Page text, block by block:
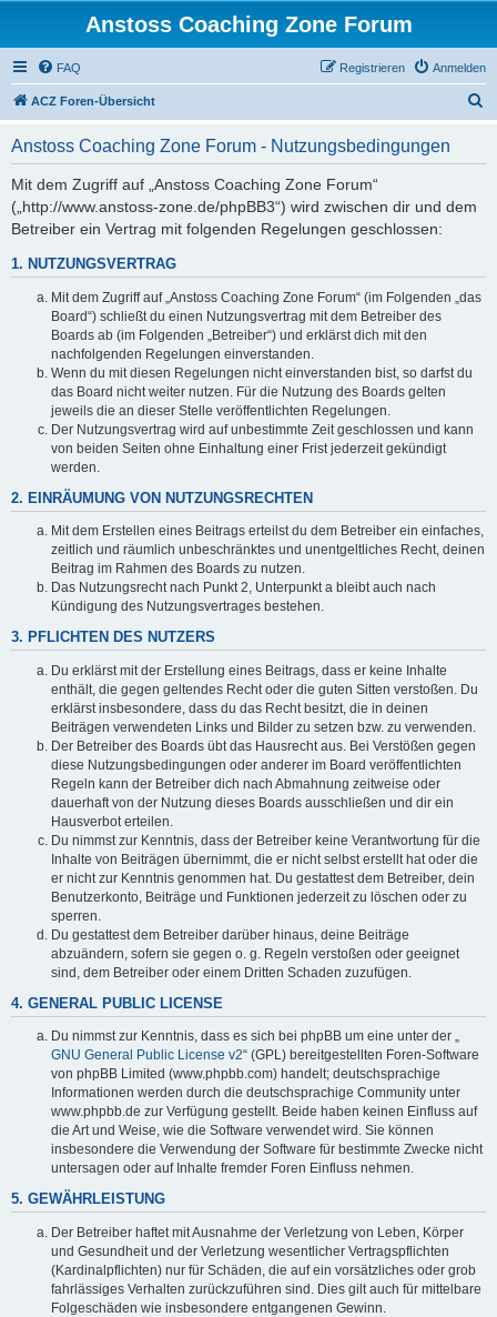
Anstoss Coaching Zone Forum
FAQ Anmelden
Registrieren
ACZ Foren-Übersicht
Anstoss Coaching Zone Forum - Nutzungsbedingungen
Mit dem Zugriff auf „Anstoss Coaching Zone Forum“
(„http://www.anstoss-zone.de/phpBB3“) wird zwischen dir und dem
Betreiber ein Vertrag mit folgenden Regelungen geschlossen:
1. NUTZUNGSVERTRAG
Mit dem Zugriff auf „Anstoss Coaching Zone Forum“ (im Folgenden „das
Board“) schließt du einen Nutzungsvertrag mit dem Betreiber des
Boards ab (im Folgenden „Betreiber“) und erklärst dich mit den
nachfolgenden Regelungen einverstanden.
Wenn du mit diesen Regelungen nicht einverstanden bist, so darfst du
das Board nicht weiter nutzen. Für die Nutzung des Boards gelten
jeweils die an dieser Stelle veröffentlichten Regelungen.
Der Nutzungsvertrag wird auf unbestimmte Zeit geschlossen und kann
von beiden Seiten ohne Einhaltung einer Frist jederzeit gekündigt
werden.
2. EINRÄUMUNG VON NUTZUNGSRECHTEN
Mit dem Erstellen eines Beitrags erteilst du dem Betreiber ein einfaches,
zeitlich und räumlich unbeschränktes und unentgeltliches Recht, deinen
Beitrag im Rahmen des Boards zu nutzen.
Das Nutzungsrecht nach Punkt 2, Unterpunkt a bleibt auch nach
Kündigung des Nutzungsvertrages bestehen.
3. PFLICHTEN DES NUTZERS
Du erklärst mit der Erstellung eines Beitrags, dass er keine Inhalte
enthält, die gegen geltendes Recht oder die guten Sitten verstoßen. Du
erklärst insbesondere, dass du das Recht besitzt, die in deinen
Beiträgen verwendeten Links und Bilder zu setzen bzw. zu verwenden.
Der Betreiber des Boards übt das Hausrecht aus. Bei Verstößen gegen
diese Nutzungsbedingungen oder anderer im Board veröffentlichten
Regeln kann der Betreiber dich nach Abmahnung zeitweise oder
dauerhaft von der Nutzung dieses Boards ausschließen und dir ein
Hausverbot erteilen.
Du nimmst zur Kenntnis, dass der Betreiber keine Verantwortung für die
Inhalte von Beiträgen übernimmt, die er nicht selbst erstellt hat oder die
er nicht zur Kenntnis genommen hat. Du gestattest dem Betreiber, dein
Benutzerkonto, Beiträge und Funktionen jederzeit zu löschen oder zu
sperren.
Du gestattest dem Betreiber darüber hinaus, deine Beiträge
abzuändern, sofern sie gegen o. g. Regeln verstoßen oder geeignet
sind, dem Betreiber oder einem Dritten Schaden zuzufügen.
4. GENERAL PUBLIC LICENSE
Du nimmst zur Kenntnis, dass es sich bei phpBB um eine unter der „
GNU General Public License v2“ (GPL) bereitgestellten Foren-Software
von phpBB Limited (www.phpbb.com) handelt; deutschsprachige
Informationen werden durch die deutschsprachige Community unter
www.phpbb.de zur Verfügung gestellt. Beide haben keinen Einfluss auf
die Art und Weise, wie die Software verwendet wird. Sie können
insbesondere die Verwendung der Software für bestimmte Zwecke nicht
untersagen oder auf Inhalte fremder Foren Einfluss nehmen.
5. GEWÄHRLEISTUNG
Der Betreiber haftet mit Ausnahme der Verletzung von Leben, Körper
und Gesundheit und der Verletzung wesentlicher Vertragspflichten
(Kardinalpflichten) nur für Schäden, die auf ein vorsätzliches oder grob
fahrlässiges Verhalten zurückzuführen sind. Dies gilt auch für mittelbare
Folgeschäden wie insbesondere entgangenen Gewinn.